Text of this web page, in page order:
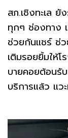
สภ.เชิงทะเล
ทุกๆ ช่องทาง
ช่วยกันแชร์ ช่ว
เติมรอยยิ้มให้
บายคอยต้อนรั
บริการแล้ว แว